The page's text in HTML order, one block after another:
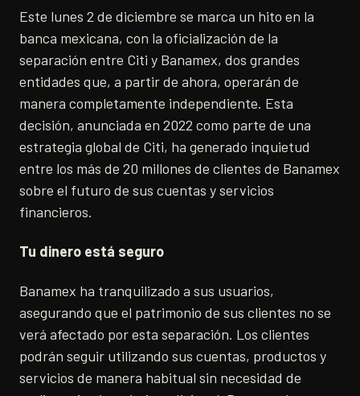
Este lunes 2 de diciembre se marca un hito en la
banca mexicana, con la oficialización de la
separación entre Citi y Banamex, dos grandes
entidades que, a partir de ahora, operarán de
manera completamente independiente. Esta
decisión, anunciada en 2022 como parte de una
estrategia global de Citi, ha generado inquietud
entre los más de 20 millones de clientes de Banamex
sobre el futuro de sus cuentas y servicios
financieros.
Tu dinero está seguro
Banamex ha tranquilizado a sus usuarios,
asegurando que el patrimonio de sus clientes no se
verá afectado por esta separación. Los clientes
podrán seguir utilizando sus cuentas, productos y
servicios de manera habitual sin necesidad de